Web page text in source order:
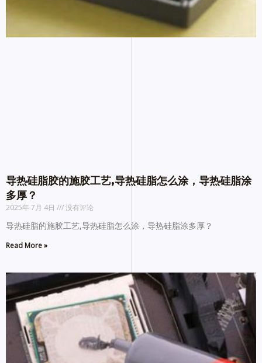
导热硅脂胶的施胶工艺,导热硅脂怎么涂，导热硅脂涂
多厚？
2025年 7月 4日 没有评论
导热硅脂的施胶工艺,导热硅脂怎么涂，导热硅脂涂多厚？
Read More »